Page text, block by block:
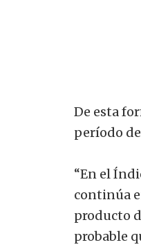
De esta
período
“En el
continúa
producto
probable